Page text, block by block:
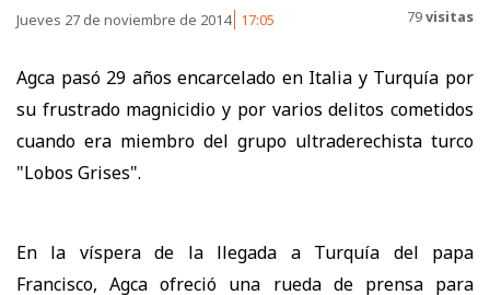
Jueves 27 de noviembre de 2014 17:05 79visitas
Agca pasó 29 años encarcelado en Italia y Turquía por
su frustrado magnicidio y por varios delitos cometidos
cuando era miembro del grupo ultraderechista turco
"Lobos Grises".
En la víspera de la llegada a Turquía del papa
Francisco, Agca ofreció una rueda de prensa para